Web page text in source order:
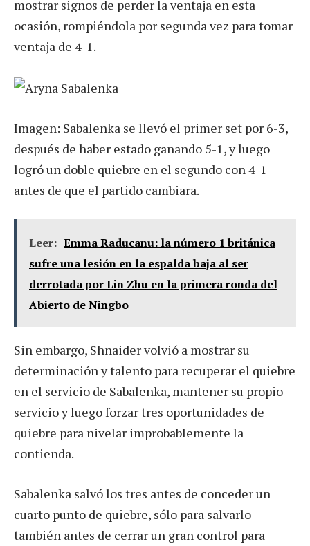
mostrar signos de perder la ventaja en esta
ocasión, rompiéndola por segunda vez para tomar
ventaja de 4-1.
Imagen: Sabalenka se llevó el primer set por 6-3,
después de haber estado ganando 5-1, y luego
logró un doble quiebre en el segundo con 4-1
antes de que el partido cambiara.
Leer: Emma Raducanu: la número 1 británica
sufre una lesión en la espalda baja al ser
derrotada por Lin Zhu en la primera ronda del
Abierto de Ningbo
Sin embargo, Shnaider volvió a mostrar su
determinación y talento para recuperar el quiebre
en el servicio de Sabalenka, mantener su propio
servicio y luego forzar tres oportunidades de
quiebre para nivelar improbablemente la
contienda.
Sabalenka salvó los tres antes de conceder un
cuarto punto de quiebre, sólo para salvarlo
también antes de cerrar un gran control para